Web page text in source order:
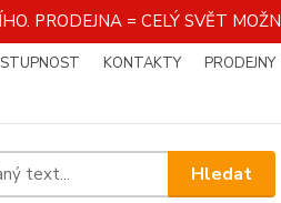
PRODEJNA = CELÝ SVĚT
KONTAKTY PRODEJNY
Hledat